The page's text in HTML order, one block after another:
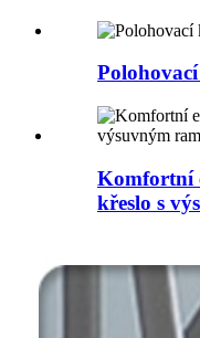
Komfortní
křeslo s